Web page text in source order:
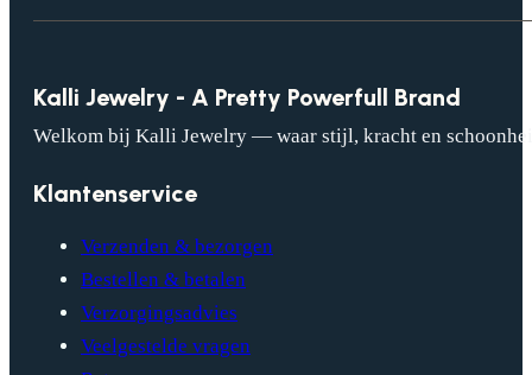
Kalli Jewelry - A Pretty Powerfull Brand
Welkom bij Kalli Jewelry — waar stijl, kracht en
Klantenservice
Verzenden & bezorgen
Bestellen & betalen
Verzorgingsadvies
Veelgestelde vragen